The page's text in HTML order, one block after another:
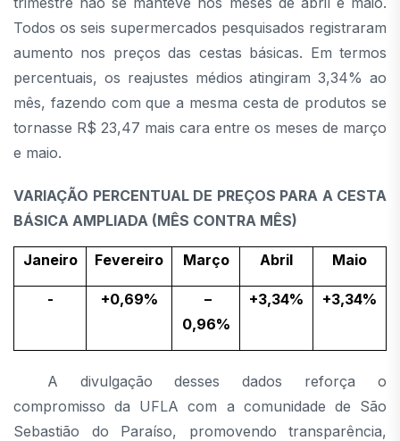
Todos os seis supermercados pesquisados registraram
aumento nos preços das cestas básicas. Em termos
percentuais, os reajustes médios atingiram 3,34% ao
mês, fazendo com que a mesma cesta de produtos se
tornasse R$ 23,47 mais cara entre os meses de março
e maio.
VARIAÇÃO PERCENTUAL DE PREÇOS PARA A CESTA
BÁSICA AMPLIADA (MÊS CONTRA MÊS)
Janeiro Fevereiro Março Abril Maio
- +0,69%
–
0,96%
+3,34% +3,34%
A divulgação desses dados reforça o
compromisso da UFLA com a comunidade de São
Sebastião do Paraíso, promovendo transparência,